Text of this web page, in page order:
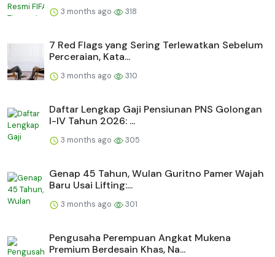
3 months ago 318
7 Red Flags yang Sering Terlewatkan Sebelum
Perceraian, Kata...
3 months ago 310
Daftar Lengkap Gaji Pensiunan PNS Golongan
I-IV Tahun 2026: ...
3 months ago 305
Genap 45 Tahun, Wulan Guritno Pamer Wajah
Baru Usai Lifting:...
3 months ago 301
Pengusaha Perempuan Angkat Mukena
Premium Berdesain Khas, Na...